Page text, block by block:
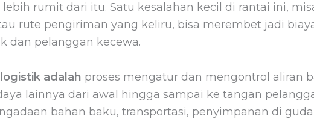
rumit dari itu. Satu kesalahan kecil di rantai ini,
rute pengiriman yang keliru, bisa merembet jadi
dan pelanggan kecewa.
adalah proses mengatur dan mengontrol aliran
lainnya dari awal hingga sampai ke tangan
bahan baku, transportasi, penyimpanan di